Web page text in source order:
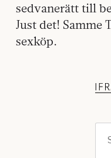
sedvanerätt till
Just det! Samme
sexköp.